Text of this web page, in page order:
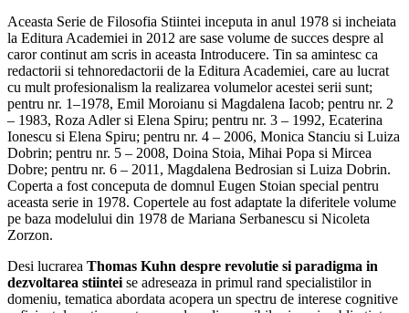
Aceasta Serie de Filosofia Stiintei inceputa in anul 1978 si incheiata
la Editura Academiei in 2012 are sase volume de succes despre al
caror continut am scris in aceasta Introducere. Tin sa amintesc ca
redactorii si tehnoredactorii de la Editura Academiei, care au lucrat
cu mult profesionalism la realizarea volumelor acestei serii sunt;
pentru nr. 1–1978, Emil Moroianu si Magdalena Iacob; pentru nr. 2
– 1983, Roza Adler si Elena Spiru; pentru nr. 3 – 1992, Ecaterina
Ionescu si Elena Spiru; pentru nr. 4 – 2006, Monica Stanciu si Luiza
Dobrin; pentru nr. 5 – 2008, Doina Stoia, Mihai Popa si Mircea
Dobre; pentru nr. 6 – 2011, Magdalena Bedrosian si Luiza Dobrin.
Coperta a fost conceputa de domnul Eugen Stoian special pentru
aceasta serie in 1978. Copertele au fost adaptate la diferitele volume
pe baza modelului din 1978 de Mariana Serbanescu si Nicoleta
Zorzon.
Desi lucrarea Thomas Kuhn despre revolutie si paradigma in
dezvoltarea stiintei se adreseaza in primul rand specialistilor in
domeniu, tematica abordata acopera un spectru de interese cognitive